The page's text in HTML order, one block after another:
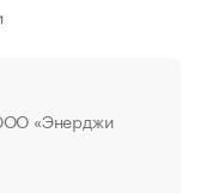
«Энерджи